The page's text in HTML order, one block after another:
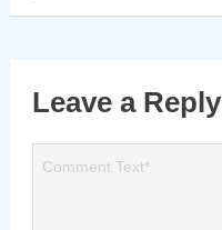
Leave a Reply